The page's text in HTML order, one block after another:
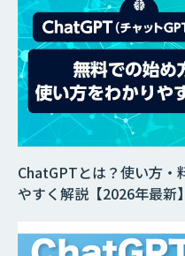
ChatGPTとは？使い方・
やすく解説【2026年最新】